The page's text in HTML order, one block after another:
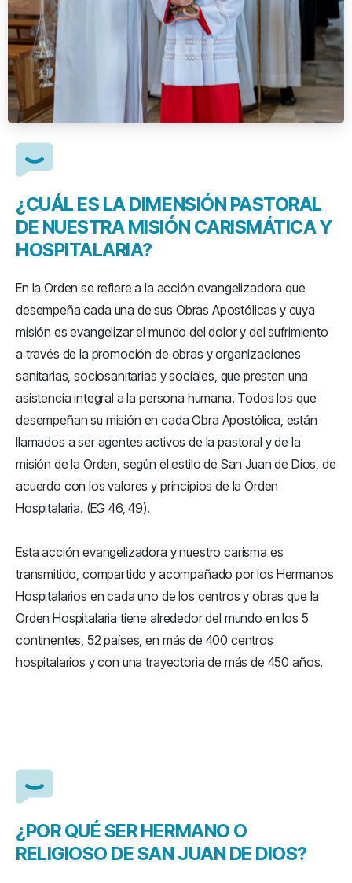
¿CUÁL ES LA DIMENSIÓN PASTORAL
DE NUESTRA MISIÓN CARISMÁTICA Y
HOSPITALARIA?
En la Orden se refiere a la acción evangelizadora que
desempeña cada una de sus Obras Apostólicas y cuya
misión es evangelizar el mundo del dolor y del sufrimiento
a través de la promoción de obras y organizaciones
sanitarias, sociosanitarias y sociales, que presten una
asistencia integral a la persona humana. Todos los que
desempeñan su misión en cada Obra Apostólica, están
llamados a ser agentes activos de la pastoral y de la
misión de la Orden, según el estilo de San Juan de Dios, de
acuerdo con los valores y principios de la Orden
Hospitalaria. (EG 46, 49).
Esta acción evangelizadora y nuestro carisma es
transmitido, compartido y acompañado por los Hermanos
Hospitalarios en cada uno de los centros y obras que la
Orden Hospitalaria tiene alrededor del mundo en los 5
continentes, 52 países, en más de 400 centros
hospitalarios y con una trayectoria de más de 450 años.
¿POR QUÉ SER HERMANO O
RELIGIOSO DE SAN JUAN DE DIOS?